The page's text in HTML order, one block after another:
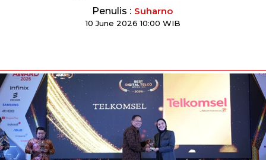
Penulis : Suharno
10 June 2026 10:00 WIB